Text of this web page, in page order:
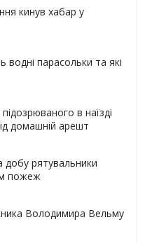
кинув хабар у
парасольки та які
в наїзді
домашній арешт
добу рятувальники
пожеж
Володимира Вельму